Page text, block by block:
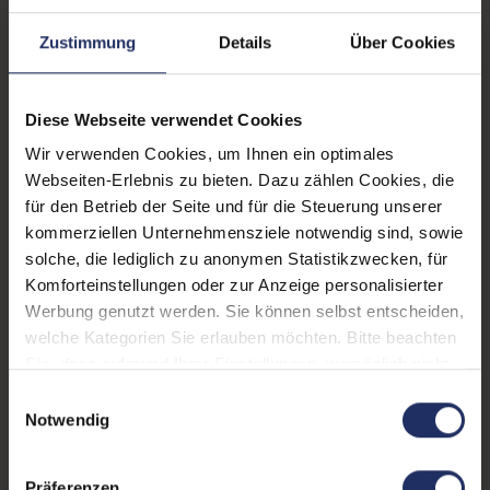
Zustimmung Details Über Cookies
Diese Webseite verwendet Cookies
Wir verwenden Cookies, um Ihnen ein optimales
Webseiten-Erlebnis zu bieten. Dazu zählen Cookies, die
für den Betrieb der Seite und für die Steuerung unserer
kommerziellen Unternehmensziele notwendig sind, sowie
solche, die lediglich zu anonymen Statistikzwecken, für
Komforteinstellungen oder zur Anzeige personalisierter
Werbung genutzt werden. Sie können selbst entscheiden,
welche Kategorien Sie erlauben möchten. Bitte beachten
Weitere Informationen finden Sie in
Notwendig
Webcam: Ja
LTE: Nein
Tastaturbeleuchtung: Nein
Betriebssystem: Windows 11 Professional
Schnittstellen:
1x Audio / Mikrofon - 3.5
mm Combo, 1x
Dockingstationanschluss,
1x HDMI, 1x LAN RJ-45, 1x
SD-Kartenleser, 1x
Mehr anzeigen
Tastaturlayout:
Deutsch (QWERTZ) mit
Maße (LxBxH): 248 x 365,8 x 19,1 mm